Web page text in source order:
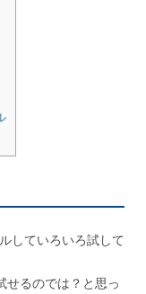
していろいろ試して
せるのでは？と思っ